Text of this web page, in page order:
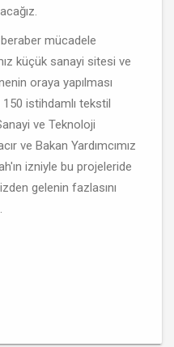
beraber mücadele
küçük sanayi sitesi ve
oraya yapılması
istihdamlı tekstil
ve Teknoloji
ve Bakan Yardımcımız
izniyle bu projeleride
gelenin fazlasını